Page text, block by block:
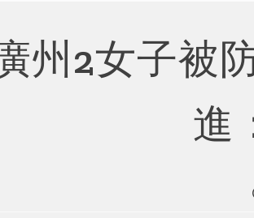
州2女子被
進